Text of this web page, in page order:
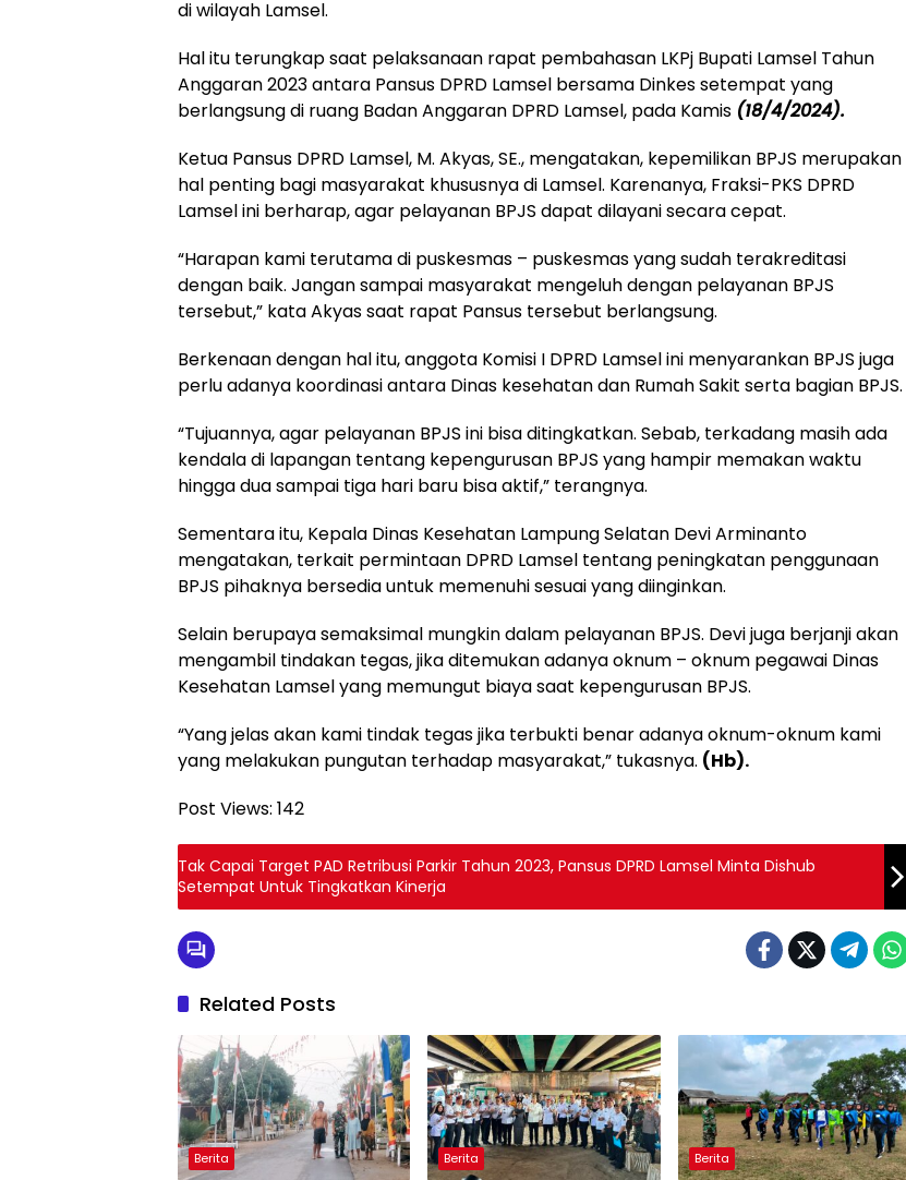
di wilayah Lamsel.
Hal itu terungkap saat pelaksanaan rapat pembahasan LKPj Bupati Lamsel Tahun
Anggaran 2023 antara Pansus DPRD Lamsel bersama Dinkes setempat yang
berlangsung di ruang Badan Anggaran DPRD Lamsel, pada Kamis (18/4/2024).
Ketua Pansus DPRD Lamsel, M. Akyas, SE., mengatakan, kepemilikan BPJS merupakan
hal penting bagi masyarakat khususnya di Lamsel. Karenanya, Fraksi-PKS DPRD
Lamsel ini berharap, agar pelayanan BPJS dapat dilayani secara cepat.
“Harapan kami terutama di puskesmas – puskesmas yang sudah terakreditasi
dengan baik. Jangan sampai masyarakat mengeluh dengan pelayanan BPJS
tersebut,” kata Akyas saat rapat Pansus tersebut berlangsung.
Berkenaan dengan hal itu, anggota Komisi I DPRD Lamsel ini menyarankan BPJS juga
perlu adanya koordinasi antara Dinas kesehatan dan Rumah Sakit serta bagian BPJS.
“Tujuannya, agar pelayanan BPJS ini bisa ditingkatkan. Sebab, terkadang masih ada
kendala di lapangan tentang kepengurusan BPJS yang hampir memakan waktu
hingga dua sampai tiga hari baru bisa aktif,” terangnya.
Sementara itu, Kepala Dinas Kesehatan Lampung Selatan Devi Arminanto
mengatakan, terkait permintaan DPRD Lamsel tentang peningkatan penggunaan
BPJS pihaknya bersedia untuk memenuhi sesuai yang diinginkan.
Selain berupaya semaksimal mungkin dalam pelayanan BPJS. Devi juga berjanji akan
mengambil tindakan tegas, jika ditemukan adanya oknum – oknum pegawai Dinas
Kesehatan Lamsel yang memungut biaya saat kepengurusan BPJS.
“Yang jelas akan kami tindak tegas jika terbukti benar adanya oknum-oknum kami
yang melakukan pungutan terhadap masyarakat,” tukasnya. (Hb).
Post Views: 142
Tak Capai Target PAD Retribusi Parkir Tahun 2023, Pansus DPRD Lamsel Minta Dishub
Setempat Untuk Tingkatkan Kinerja
Related Posts
Berita Berita Berita